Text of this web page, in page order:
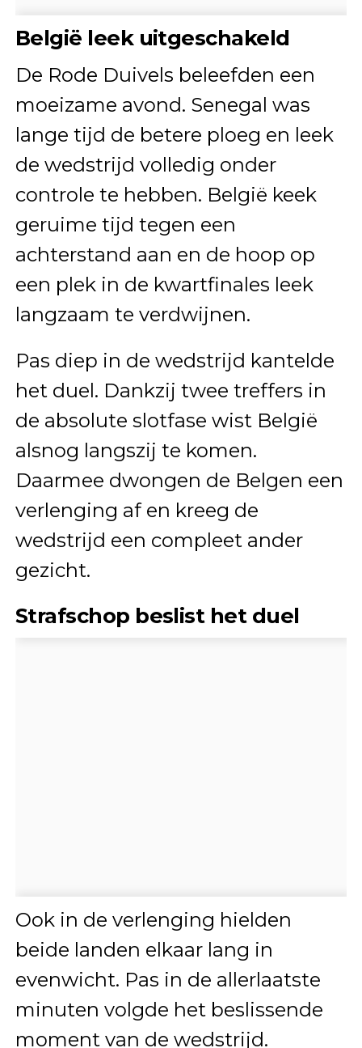
België leek uitgeschakeld
De Rode Duivels beleefden een
moeizame avond. Senegal was
lange tijd de betere ploeg en leek
de wedstrijd volledig onder
controle te hebben. België keek
geruime tijd tegen een
achterstand aan en de hoop op
een plek in de kwartfinales leek
langzaam te verdwijnen.
Pas diep in de wedstrijd kantelde
het duel. Dankzij twee treffers in
de absolute slotfase wist België
alsnog langszij te komen.
Daarmee dwongen de Belgen een
verlenging af en kreeg de
wedstrijd een compleet ander
gezicht.
Strafschop beslist het duel
Ook in de verlenging hielden
beide landen elkaar lang in
evenwicht. Pas in de allerlaatste
minuten volgde het beslissende
moment van de wedstrijd.